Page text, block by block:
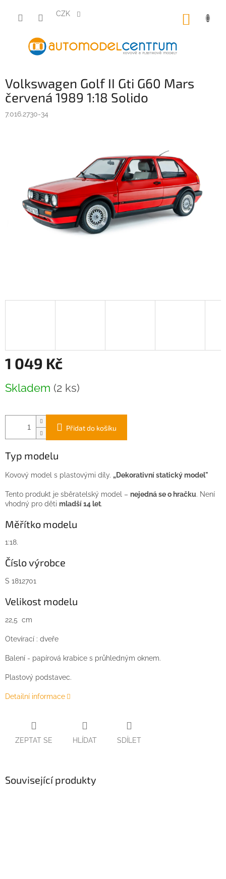
obsah
CZK
Volkswagen Golf II Gti G60 Mars
červená 1989 1:18 Solido
7.016.2730-34
1 049 Kč
cena:
Skladem (2 ks)
Přidat do košíku
Typ modelu
Kovový model s plastovými díly. „Dekorativní statický model"
Tento produkt je sběratelský model – nejedná se o hračku. Není
vhodný pro děti mladší 14 let.
Měřítko modelu
1:18.
Číslo výrobce
S 1812701
Velikost modelu
22,5 cm
Otevírací : dveře
Balení - papírová krabice s průhledným oknem.
Plastový podstavec.
Detailní informace
ZEPTAT SE HLÍDAT SDÍLET
Související produkty